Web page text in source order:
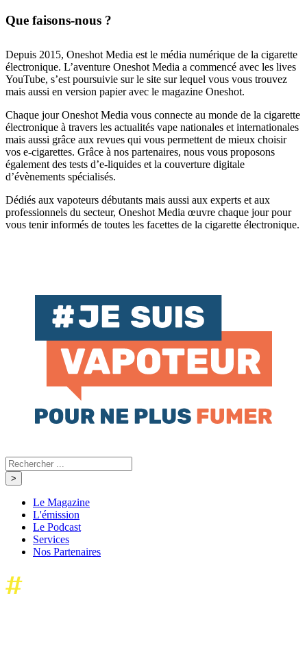
Que faisons-nous ?
Depuis 2015, Oneshot Media est le média numérique de la cigarette
électronique. L’aventure Oneshot Media a commencé avec les lives
YouTube, s’est poursuivie sur le site sur lequel vous vous trouvez
mais aussi en version papier avec le magazine Oneshot.
Chaque jour Oneshot Media vous connecte au monde de la cigarette
électronique à travers les actualités vape nationales et internationales
mais aussi grâce aux revues qui vous permettent de mieux choisir
vos e-cigarettes. Grâce à nos partenaires, nous vous proposons
également des tests d’e-liquides et la couverture digitale
d’évènements spécialisés.
Dédiés aux vapoteurs débutants mais aussi aux experts et aux
professionnels du secteur, Oneshot Media œuvre chaque jour pour
vous tenir informés de toutes les facettes de la cigarette électronique.
Le Magazine
L'émission
Le Podcast
Services
Nos Partenaires